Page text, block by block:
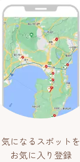
気になるスポットを
お気に入り登録